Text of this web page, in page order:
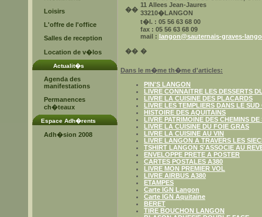
��
11 Allees Jean-Jaures
33210�LANGON
t�l. : 05 56 63 68 00
fax : 05 56 63 68 09
mail : langon@sauternais-graves-
�� �
Dans le m�me th�me d'articles:
PIN'S LANGON
LIVRE CONNAITRE LES DESSERTS
LIVRE LA CUISINE DES PLACARDS
LIVRE LES TEMPLIERS DANS LE SUD
HISTOIRE DES AQUITAINS
LIVRE PATRIMOINE DES CHEMINS
LIVRE LA CUISINE DU FOIE GRAS
LIVRE LA CUISINE AU VIN
LIVRE LANGON A TRAVERS LES
TSHIRT LANGON S'ASSOCIE AU
ENVELOPPE PRETE A POSTER
CARTES POSTALES A380
LIVRE MON PREMIER VOL
LIVRE AIRBUS A380
ETAMPES
Carte IGN Langon
Carte IGN Aquitaine
BERET
TIRE BOUCHON LANGON
Loisirs
L'offre de l'office
Salles de reception
Location de v�los
Actualit�s
Agenda des
manifestations
Permanences
ch�teaux
Espace Adh�rents
Adh�sion 2008